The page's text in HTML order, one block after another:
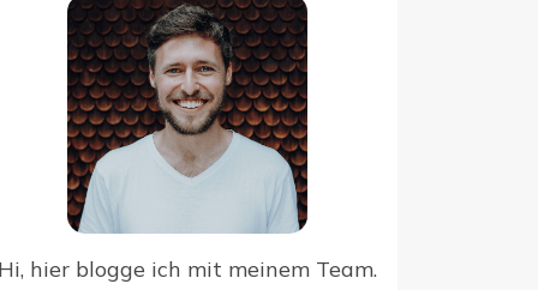
Webinar-Software
Digitaler Rechnungseingang
Hi, hier blogge ich mit meinem Team.